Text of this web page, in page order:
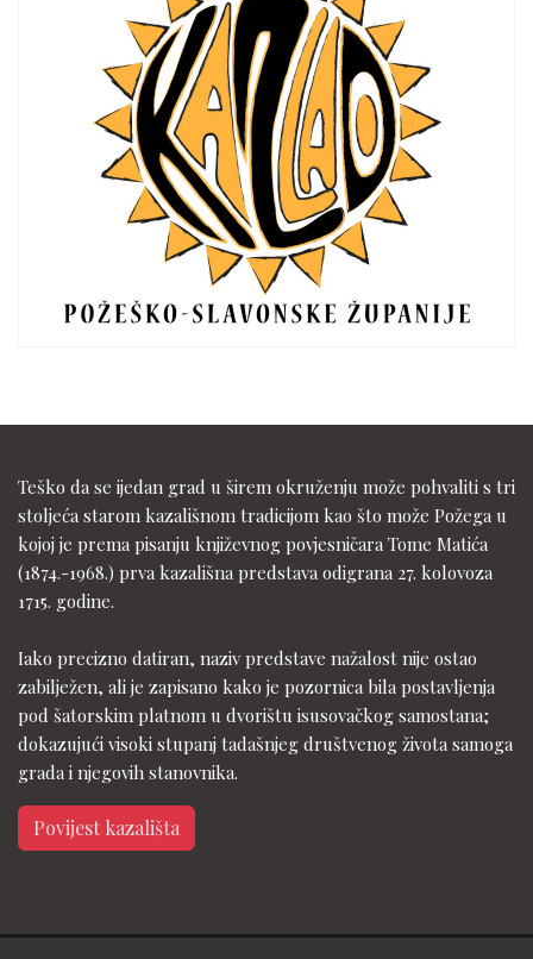
Teško da se ijedan grad u širem okruženju može pohvaliti s tri
stoljeća starom kazališnom tradicijom kao što može Požega u
kojoj je prema pisanju književnog povjesničara Tome Matića
(1874.-1968.) prva kazališna predstava odigrana 27. kolovoza
1715. godine.
Iako precizno datiran, naziv predstave nažalost nije ostao
zabilježen, ali je zapisano kako je pozornica bila postavljenja
pod šatorskim platnom u dvorištu isusovačkog samostana;
dokazujući visoki stupanj tadašnjeg društvenog života samoga
grada i njegovih stanovnika.
Povijest kazališta